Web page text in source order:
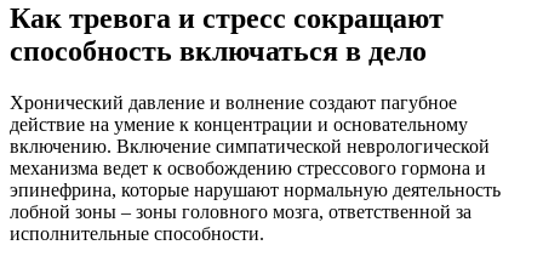
Как тревога и стресс сокращают
способность включаться в дело
Хронический давление и волнение создают пагубное
действие на умение к концентрации и основательному
включению. Включение симпатической неврологической
механизма ведет к освобождению стрессового гормона и
эпинефрина, которые нарушают нормальную деятельность
лобной зоны – зоны головного мозга, ответственной за
исполнительные способности.